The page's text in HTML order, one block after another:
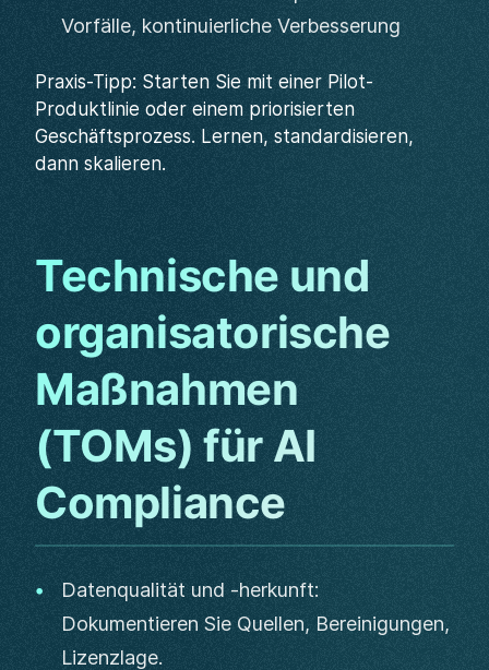
Vorfälle, kontinuierliche Verbesserung
Praxis-Tipp: Starten Sie mit einer Pilot-
Produktlinie oder einem priorisierten
Geschäftsprozess. Lernen, standardisieren,
dann skalieren.
Technische und
organisatorische
Maßnahmen
(TOMs) für AI
Compliance
Datenqualität und -herkunft:
Dokumentieren Sie Quellen, Bereinigungen,
Lizenzlage.